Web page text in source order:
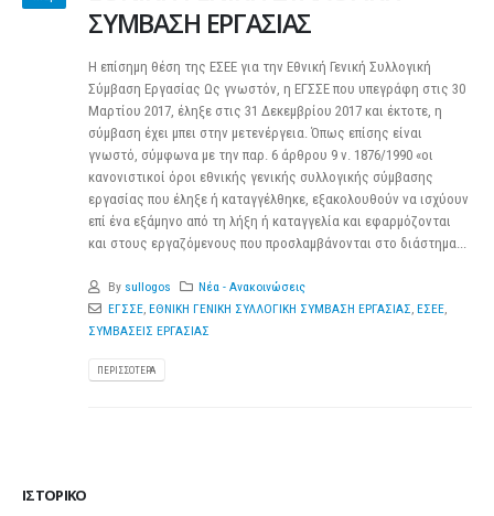
ΣΥΜΒΑΣΗ ΕΡΓΑΣΙΑΣ
Η επίσημη θέση της ΕΣΕΕ για την Εθνική Γενική Συλλογική
Σύμβαση Εργασίας Ως γνωστόν, η ΕΓΣΣΕ που υπεγράφη στις 30
Μαρτίου 2017, έληξε στις 31 Δεκεμβρίου 2017 και έκτοτε, η
σύμβαση έχει μπει στην μετενέργεια. Όπως επίσης είναι
γνωστό, σύμφωνα με την παρ. 6 άρθρου 9 ν. 1876/1990 «οι
κανονιστικοί όροι εθνικής γενικής συλλογικής σύμβασης
εργασίας που έληξε ή καταγγέλθηκε, εξακολουθούν να ισχύουν
επί ένα εξάμηνο από τη λήξη ή καταγγελία και εφαρμόζονται
και στους εργαζόμενους που προσλαμβάνονται στο διάστημα...
By sullogos
Νέα - Ανακοινώσεις
ΕΓΣΣΕ, ΕΘΝΙΚΗ ΓΕΝΙΚΗ ΣΥΛΛΟΓΙΚΗ ΣΥΜΒΑΣΗ ΕΡΓΑΣΙΑΣ ΕΣΕΕ,
ΣΥΜΒΑΣΕΙΣ ΕΡΓΑΣΙΑΣ
ΠΕΡΙΣΣΌΤΕΡΑ
ΙΣΤΟΡΙΚΌ